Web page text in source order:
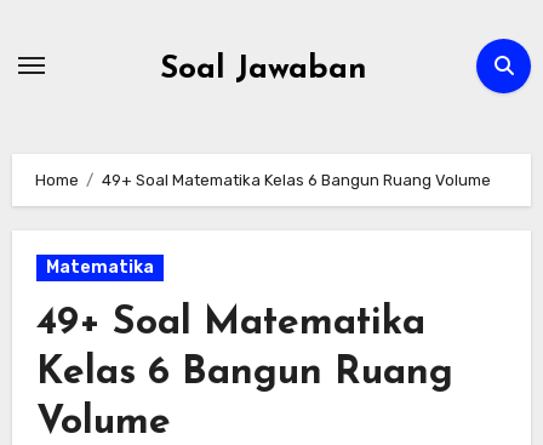
Soal Jawaban
Home 49+ Soal Matematika Kelas 6 Bangun Ruang Volume
Matematika
49+ Soal Matematika
Kelas 6 Bangun Ruang
Volume